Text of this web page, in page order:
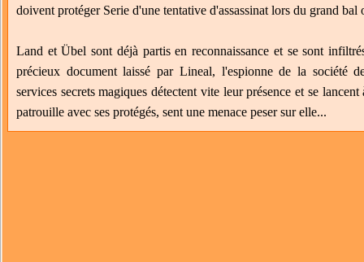
doivent protéger Serie d'une tentative d'assassinat lors du grand
Land et Übel sont déjà partis en reconnaissance et se sont
précieux document laissé par Lineal, l'espionne de la société
services secrets magiques détectent vite leur présence et se
patrouille avec ses protégés, sent une menace peser sur elle...